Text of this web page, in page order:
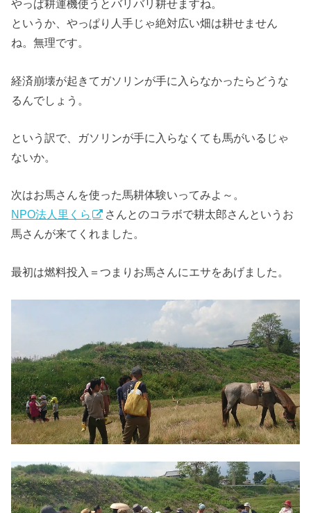
やっぱ耕運機使うとバリバリ耕せますね。
というか、やっぱり人手じゃ絶対広い畑は耕せません
ね。無理です。
経済崩壊が起きてガソリンが手に入らなかったらどうな
るんでしょう。
という訳で、ガソリンが手に入らなくても馬がいるじゃ
ないか。
次はお馬さんを使った馬耕体験いってみよ～。
NPO法人里くら
さんとのコラボで耕太郎さんというお
馬さんが来てくれました。
最初は燃料投入＝つまりお馬さんにエサをあげました。